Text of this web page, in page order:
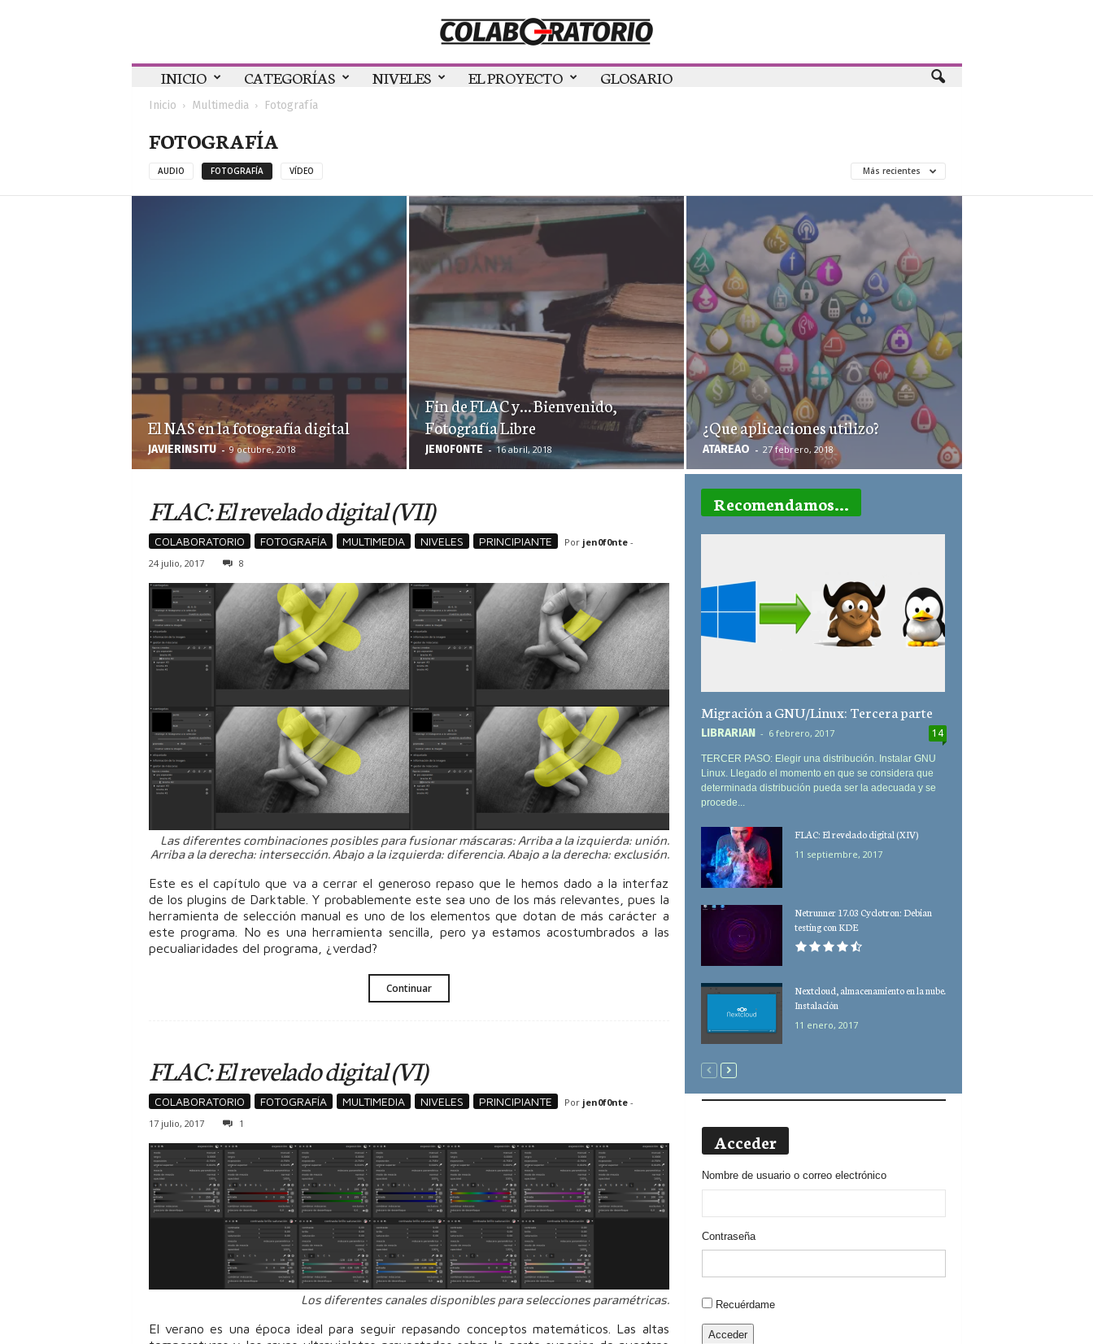
Colaboratorio
INICIO CATEGORÍAS NIVELES EL PROYECTO GLOSARIO
Inicio Multimedia Fotografía
FOTOGRAFÍA
AUDIO FOTOGRAFÍA VÍDEO Más recientes
El NAS en la fotografía digital
JAVIERINSITU - 9 octubre, 2018
Fin de FLAC y… Bienvenido,
Fotografía Libre
JEN0F0NTE - 16 abril, 2018
¿Que aplicaciones utilizo?
ATAREAO - 27 febrero, 2018
FLAC: El revelado digital (VII)
COLABORATORIO FOTOGRAFÍA MULTIMEDIA NIVELES PRINCIPIANTE Por jen0f0nte-
24 julio, 2017
8
Las diferentes combinaciones posibles para fusionar máscaras: Arriba a la izquierda: unión.
Arriba a la derecha: intersección. Abajo a la izquierda: diferencia. Abajo a la derecha: exclusión.
Este es el capítulo que va a cerrar el generoso repaso que le hemos dado a la interfaz
de los plugins de Darktable. Y probablemente este sea uno de los más relevantes, pues la
herramienta de selección manual es uno de los elementos que dotan de más carácter a
este programa. No es una herramienta sencilla, pero ya estamos acostumbrados a las
pecualiaridades del programa, ¿verdad?
Continuar
FLAC: El revelado digital (VI)
COLABORATORIO FOTOGRAFÍA MULTIMEDIA NIVELES PRINCIPIANTE Por jen0f0nte-
17 julio, 2017
1
Los diferentes canales disponibles para selecciones paramétricas.
El verano es una época ideal para seguir repasando conceptos matemáticos. Las altas
Recomendamos...
Migración a GNU/Linux: Tercera parte
LIBRARIAN - 6 febrero, 2017 14
TERCER PASO: Elegir una distribución. Instalar GNU
Linux. Llegado el momento en que se considera que
determinada distribución pueda ser la adecuada y se
procede...
FLAC: El revelado digital (XIV)
11 septiembre, 2017
Netrunner 17.03 Cyclotron: Debian
testing con KDE
Nextcloud, almacenamiento en la nube.
Instalación
11 enero, 2017
Acceder
Nombre de usuario o correo electrónico
Contraseña
Alternative:
Recuérdame
Acceder